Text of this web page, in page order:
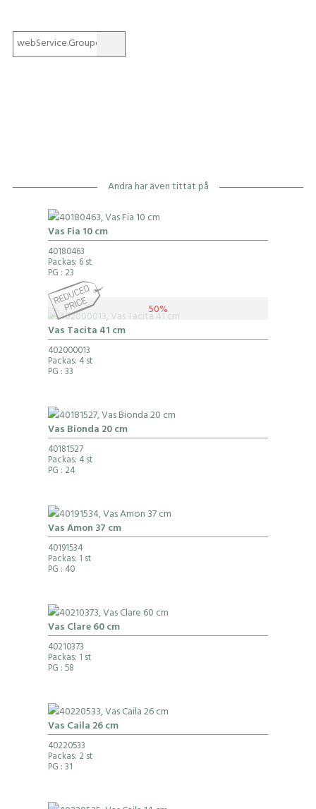
Andra har även tittat på
Vas Fia 10 cm
40180463
Packas: 6 st
PG : 23
50%
Vas Tacita 41 cm
402000013
Packas: 4 st
PG : 33
Vas Bionda 20 cm
40181527
Packas: 4 st
PG : 24
Vas Amon 37 cm
40191534
Packas: 1 st
PG : 40
Vas Clare 60 cm
40210373
Packas: 1 st
PG : 58
Vas Caila 26 cm
40220533
Packas: 2 st
PG : 31